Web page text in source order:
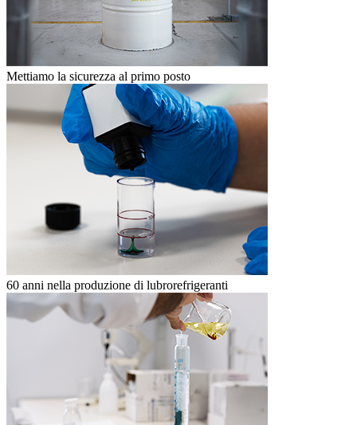
Mettiamo la sicurezza al primo posto
60 anni nella produzione di lubrorefrigeranti